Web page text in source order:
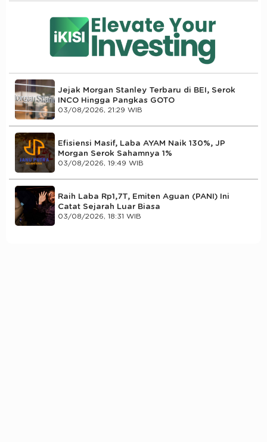
Jejak Morgan Stanley Terbaru di BEI, Serok
INCO Hingga Pangkas GOTO
03/08/2026, 21:29 WIB
Efisiensi Masif, Laba AYAM Naik 130%, JP
Morgan Serok Sahamnya 1%
03/08/2026, 19:49 WIB
Raih Laba Rp1,7T, Emiten Aguan (PANI) Ini
Catat Sejarah Luar Biasa
03/08/2026, 18:31 WIB